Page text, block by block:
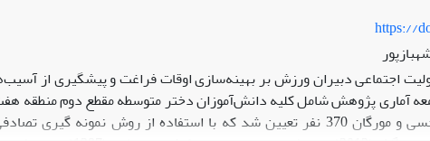
https://
اجتماعی دبیران ورزش بر بهینه‌سازی اوقات فراغت و پیشگیری از
بودند. حجم نمونه تحقیق بر اساس جدول کرجسی و مورگان 370 نفر تعیین شد که با استفاده